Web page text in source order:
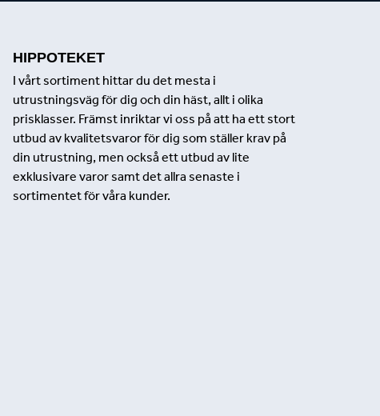
HIPPOTEKET
I vårt sortiment hittar du det mesta i
utrustningsväg för dig och din häst, allt i olika
prisklasser. Främst inriktar vi oss på att ha ett stort
utbud av kvalitetsvaror för dig som ställer krav på
din utrustning, men också ett utbud av lite
exklusivare varor samt det allra senaste i
sortimentet för våra kunder.